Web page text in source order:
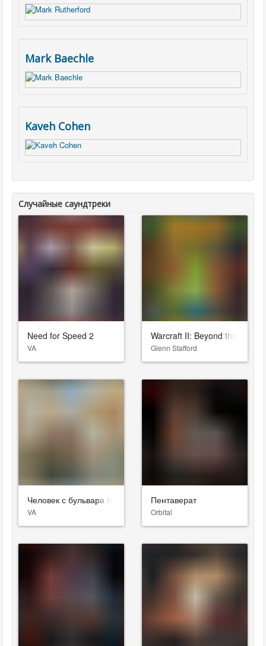
Mark Baechle
Kaveh Cohen
Случайные саундтреки
Need for Speed 2
VA
Warcraft II: Beyond the Dark
Glenn Stafford
Человек с бульвара Капуцинов
VA
Пентаверат
Orbital